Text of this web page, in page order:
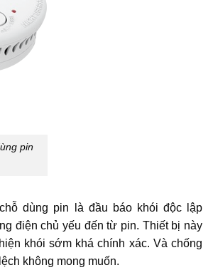
pin
dùng pin là đầu báo khói độc lập
điện chủ yếu đến từ pin. Thiết bị này
khói sớm khá chính xác. Và chống
không mong muốn.